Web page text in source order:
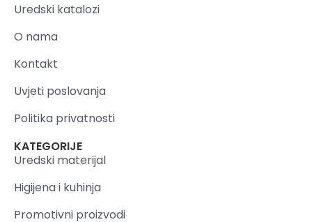
Uredski katalozi
O nama
Kontakt
Uvjeti poslovanja
Politika privatnosti
KATEGORIJE
Uredski materijal
Higijena i kuhinja
Promotivni proizvodi